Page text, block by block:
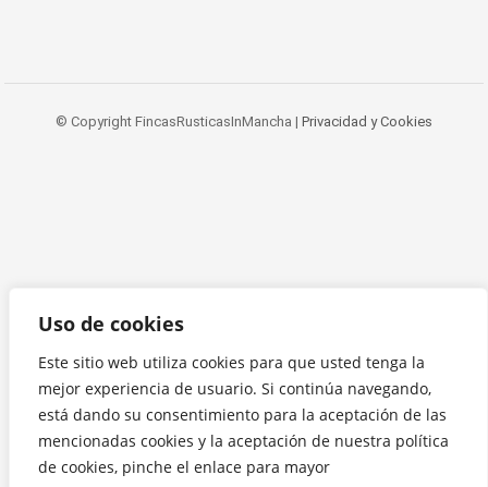
Uso de cookies
Este sitio web utiliza cookies para que usted tenga la
mejor experiencia de usuario. Si continúa navegando,
está dando su consentimiento para la aceptación de las
mencionadas cookies y la aceptación de nuestra política
de cookies, pinche el enlace para mayor
© Copyright FincasRusticasInMancha | Privacidad y Cookies